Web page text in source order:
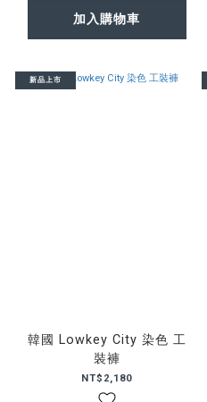
加入購物車
新品上市
韓國 Lowkey City 染色 工
裝褲
NT$2,180